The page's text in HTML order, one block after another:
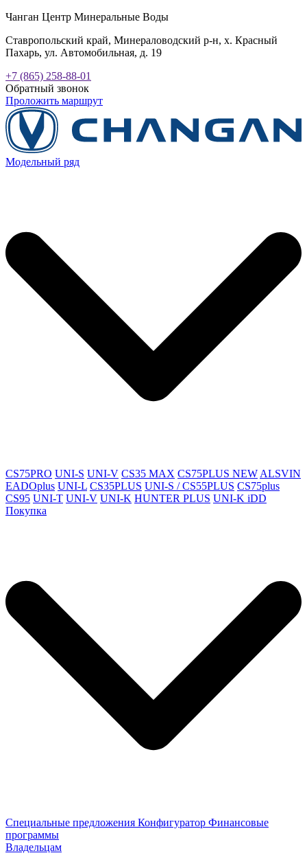
Чанган Центр Минеральные Воды
Ставропольский край, Минераловодский р-н, х. Красный
Пахарь, ул. Автомобильная, д. 19
+7 (865) 258-88-01
Обратный звонок
Проложить маршрут
Модельный ряд
CS75PRO UNI-S UNI-V CS35 MAX CS75PLUS NEW ALSVIN
EADOplus UNI-L CS35PLUS UNI-S / CS55PLUS CS75plus
CS95 UNI-T UNI-V UNI-K HUNTER PLUS UNI-K iDD
Покупка
Специальные предложения Конфигуратор Финансовые
программы
Владельцам